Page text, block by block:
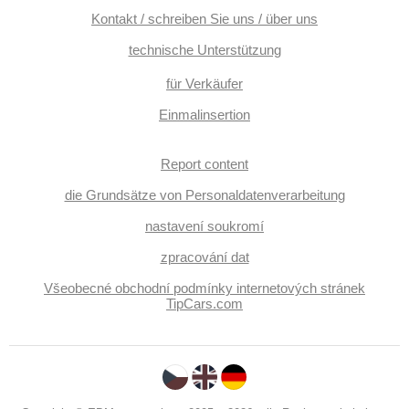
Kontakt / schreiben Sie uns / über uns
technische Unterstützung
für Verkäufer
Einmalinsertion
Report content
die Grundsätze von Personaldatenverarbeitung
nastavení soukromí
zpracování dat
Všeobecné obchodní podmínky internetových stránek
TipCars.com